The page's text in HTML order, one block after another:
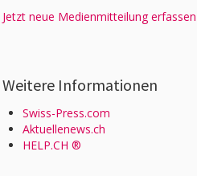
Jetzt neue Medienmitteilung erfassen
Weitere Informationen
Swiss-Press.com
Aktuellenews.ch
HELP.CH ®